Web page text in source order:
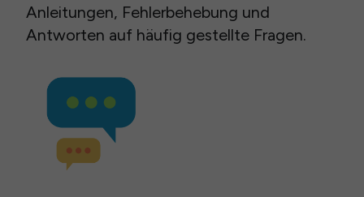
Anleitungen, Fehlerbehebung und
Antworten auf häufig gestellte Fragen.